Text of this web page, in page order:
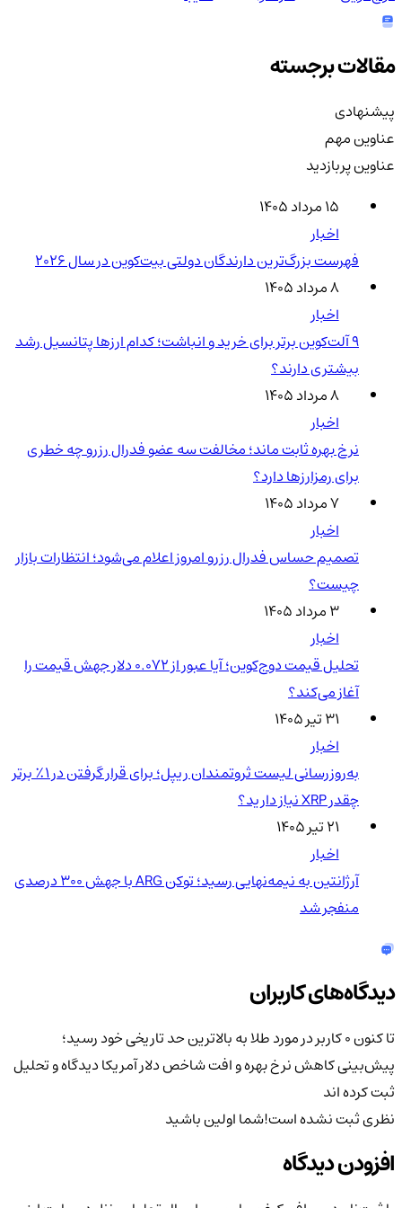
مقالات برجسته
پیشنهادی
عناوین مهم
عناوین پربازدید
۱۵ مرداد ۱۴۰۵
اخبار
فهرست بزرگ‌ترین دارندگان دولتی بیت‌کوین در سال 2026
۸ مرداد ۱۴۰۵
اخبار
۹ آلت‌کوین برتر برای خرید و انباشت؛ کدام ارزها پتانسیل رشد
بیشتری دارند؟
۸ مرداد ۱۴۰۵
اخبار
نرخ بهره ثابت ماند؛ مخالفت سه عضو فدرال رزرو چه خطری
برای رمزارزها دارد؟
۷ مرداد ۱۴۰۵
اخبار
تصمیم حساس فدرال رزرو امروز اعلام می‌شود؛ انتظارات بازار
چیست؟
۳ مرداد ۱۴۰۵
اخبار
تحلیل قیمت دوج‌کوین؛ آیا عبور از ۰.۰۷۲ دلار جهش قیمت را
آغاز می‌کند؟
۳۱ تیر ۱۴۰۵
اخبار
به‌روزرسانی لیست ثروتمندان ریپل؛ برای قرار گرفتن در ۱٪ برتر
چقدر XRP نیاز دارید؟
۲۱ تیر ۱۴۰۵
اخبار
آرژانتین به نیمه‌نهایی رسید؛ توکن ARG با جهش ۳۰۰ درصدی
منفجر شد
دیدگاه‌های کاربران
تا کنون 0 کاربر در مورد
طلا به بالاترین حد تاریخی خود رسید؛
پیش‌بینی کاهش نرخ بهره و افت شاخص دلار آمریکادیدگاه و تحلیل
ثبت کرده اند
نظری ثبت نشده است!شما اولین باشید
افزودن دیدگاه